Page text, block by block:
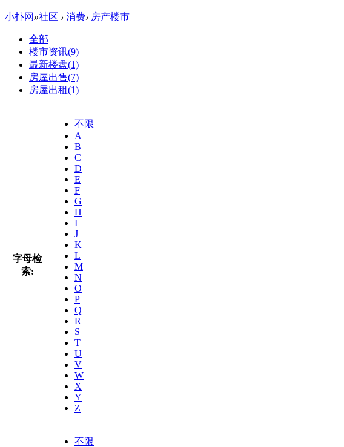
小扑网 »社区 › 消费› 房产楼市
全部
楼市资讯(9)
最新楼盘(1)
房屋出售(7)
房屋出租(1)
字母检
索:
不限
A
B
C
D
E
F
G
H
I
J
K
L
M
N
O
P
Q
R
S
T
U
V
W
X
Y
Z
不限